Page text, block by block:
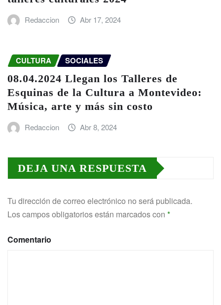
Redaccion Abr 17, 2024
CULTURA SOCIALES
08.04.2024 Llegan los Talleres de
Esquinas de la Cultura a Montevideo:
Música, arte y más sin costo
Redaccion Abr 8, 2024
DEJA UNA RESPUESTA
Tu dirección de correo electrónico no será publicada.
Los campos obligatorios están marcados con *
Comentario